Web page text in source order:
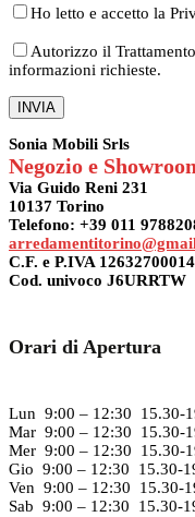
Ho letto e accetto la
Autorizzo il
informazioni richieste.
Sonia Mobili Srls
Negozio e
Via Guido Reni 231
10137 Torino
Telefono: +39 011
C.F. e P.IVA 12632700014
Cod. univoco J6URRTW
Orari di Apertura
Lun 9:00 – 12:30 15.30-
Mar 9:00 – 12:30 15.30-
Mer 9:00 – 12:30 15.30-
Gio 9:00 – 12:30 15.30-
Ven 9:00 – 12:30 15.30-
Sab 9:00 – 12:30 15.30-